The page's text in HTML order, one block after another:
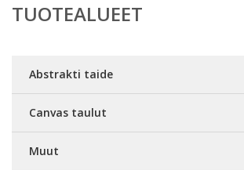
TUOTEALUEET
Abstrakti taide
Canvas taulut
Muut